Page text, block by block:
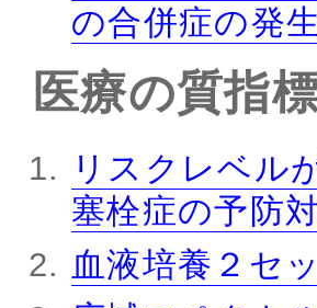
の合併症の発生
医療の質指標
リスクレベル
塞栓症の予防
血液培養２セ